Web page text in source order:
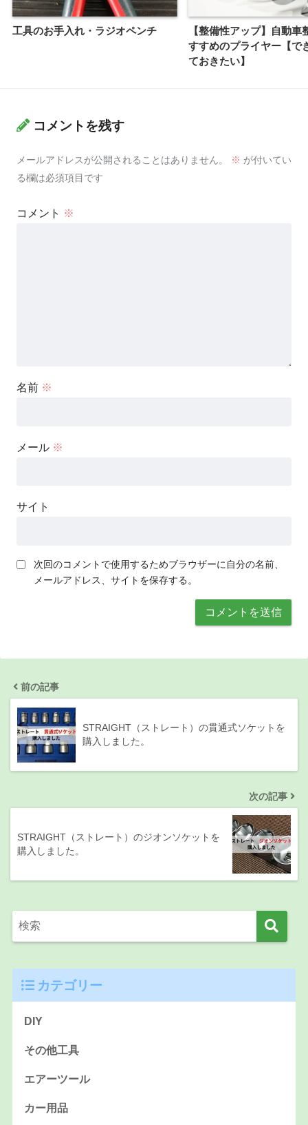
工具のお手入れ・ラジオペンチ
【整備性アップ】自動車
すすめのプライヤー【で
ておきたい】
コメントを残す
メールアドレスが公開されることはありません。 ※ が付いてい
る欄は必須項目です
コメント ※
名前 ※
メール ※
サイト
次回のコメントで使用するためブラウザーに自分の名前、
メールアドレス、サイトを保存する。
前の記事
STRAIGHT（ストレート）の貫通式ソケットを
購入しました。
次の記事
STRAIGHT（ストレート）のジオンソケットを
購入しました。
カテゴリー
DIY
その他工具
エアーツール
カー用品